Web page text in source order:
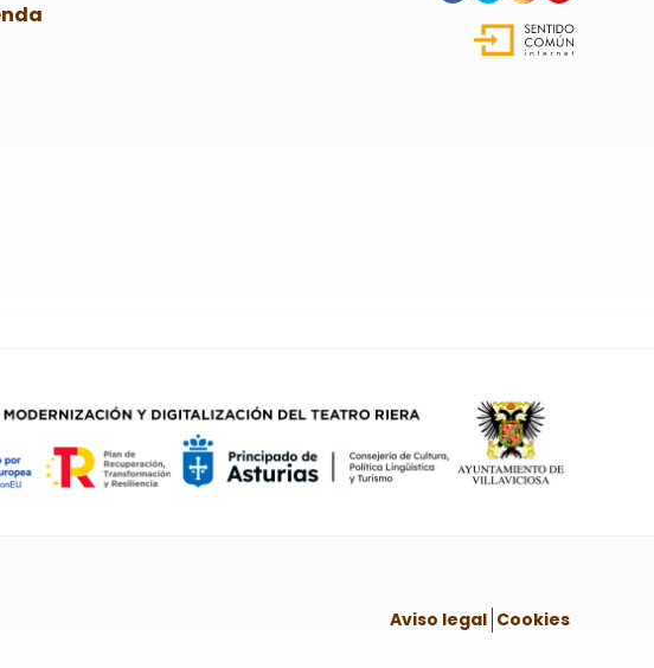
Aviso legal Cookies